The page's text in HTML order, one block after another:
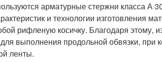
арматурные стержни класса А
и технологии изготовления
рифленую косичку. Благодаря этому,
выполнения продольной обвязки, при
ленты.